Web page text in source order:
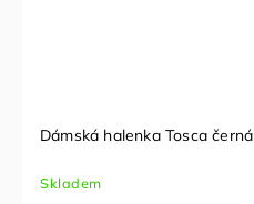
Dámská halenka Tosca černá
Skladem